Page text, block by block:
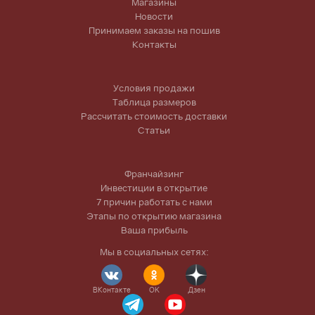
Новости
Принимаем заказы на пошив
Контакты
Условия продажи
Таблица размеров
Рассчитать стоимость доставки
Статьи
Франчайзинг
Инвестиции в открытие
7 причин работать с нами
Этапы по открытию магазина
Ваша прибыль
Мы в социальных сетях:
ВКонтакте OK Дзен